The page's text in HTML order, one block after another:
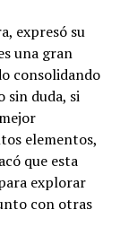
expresó su
una gran
consolidando
sin duda, si
elementos,
que esta
explorar
con otras